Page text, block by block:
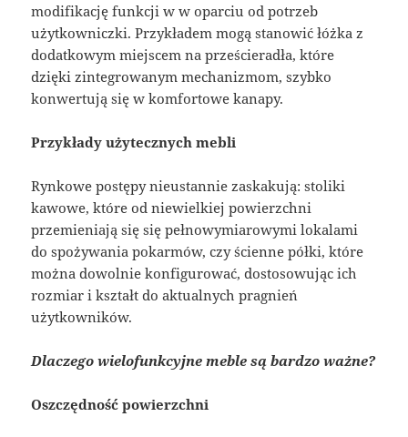
modifikację funkcji w w oparciu od potrzeb
użytkowniczki. Przykładem mogą stanowić łóżka z
dodatkowym miejscem na prześcieradła, które
dzięki zintegrowanym mechanizmom, szybko
konwertują się w komfortowe kanapy.
Przykłady użytecznych mebli
Rynkowe postępy nieustannie zaskakują: stoliki
kawowe, które od niewielkiej powierzchni
przemieniają się się pełnowymiarowymi lokalami
do spożywania pokarmów, czy ścienne półki, które
można dowolnie konfigurować, dostosowując ich
rozmiar i kształt do aktualnych pragnień
użytkowników.
Dlaczego wielofunkcyjne meble są bardzo ważne?
Oszczędność powierzchni